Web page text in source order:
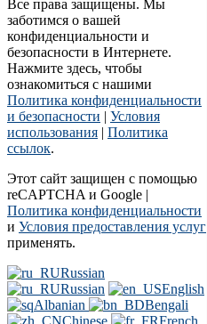
Все права защищены. Мы
заботимся о вашей
конфиденциальности и
безопасности в Интернете.
Нажмите здесь, чтобы
ознакомиться с нашими
Политика конфиденциальности
и безопасности | Условия
использования | Политика
ссылок.
Этот сайт защищен с помощью
reCAPTCHA и Google |
Политика конфиденциальности
и Условия предоставления услуг
применять.
Russian
Russian
English
Albanian
Bengali
Chinese
French